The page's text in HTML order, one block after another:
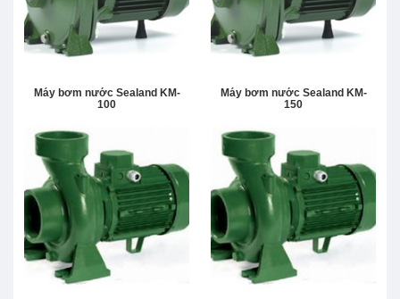
Máy bơm nước Sealand KM-
100
Máy bơm nước Sealand KM-
150